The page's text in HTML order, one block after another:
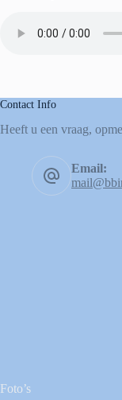
Contact Info
Heeft u een vraag,
Email:
Foto’s